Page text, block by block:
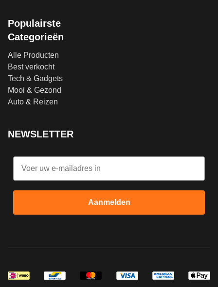
Populairste
Categorieën
Alle Producten
Best verkocht
Tech & Gadgets
Mooi & Gezond
Auto & Reizen
NEWSLETTER
Email
Aanmelden